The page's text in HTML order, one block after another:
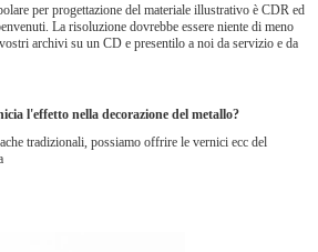
per progettazione del materiale illustrativo è CDR ed
La risoluzione dovrebbe essere niente di meno
archivi su un CD e presentilo a noi da servizio e da
l'effetto nella decorazione del metallo?
tradizionali, possiamo offrire le vernici ecc del